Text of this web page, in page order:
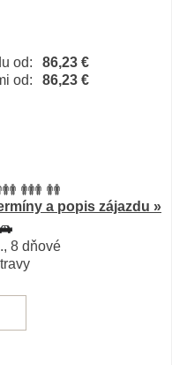
od:
86,23 €
od:
86,23 €
a popis zájazdu »
8 dňové